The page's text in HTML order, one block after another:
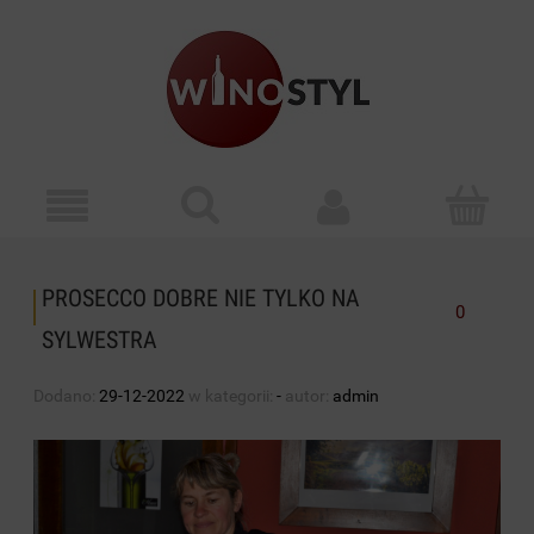
PROSECCO DOBRE NIE TYLKO NA
SYLWESTRA
0
Dodano: 29-12-2022 w kategorii: - autor: admin